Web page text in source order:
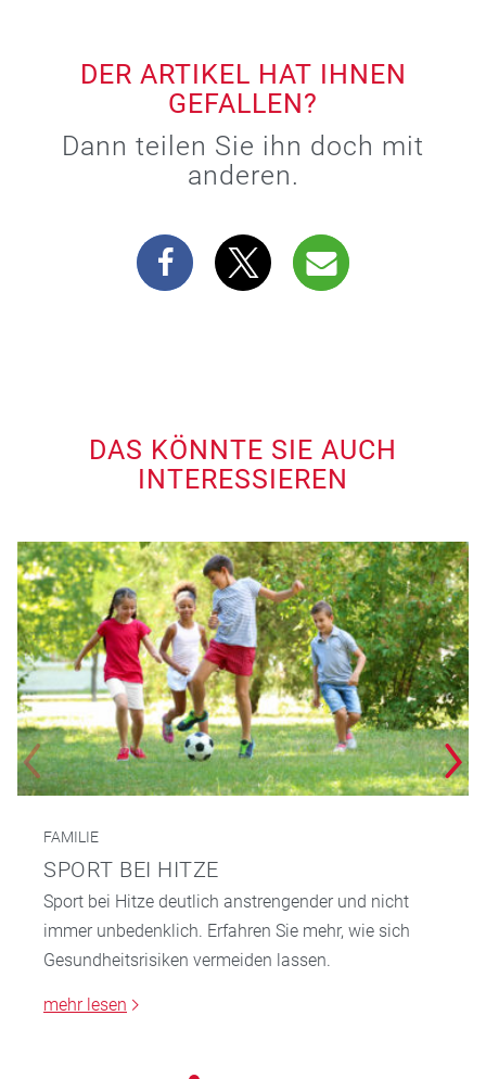
DER ARTIKEL HAT IHNEN
GEFALLEN?
Dann teilen Sie ihn doch mit
anderen.
DAS KÖNNTE SIE AUCH
INTERESSIEREN
FAMILIE
SPORT BEI HITZE
Sport bei Hitze deutlich anstrengender und nicht
immer unbedenklich. Erfahren Sie mehr, wie sich
Gesundheitsrisiken vermeiden lassen.
mehr lesen